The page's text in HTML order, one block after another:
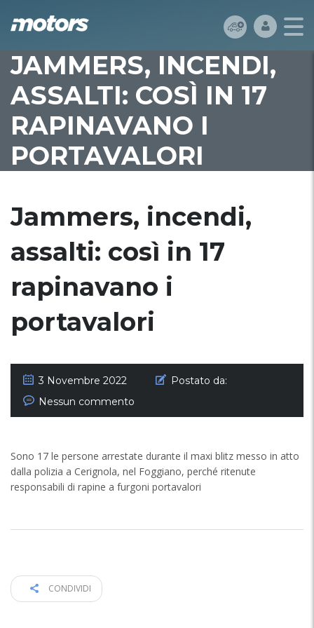
JAMMERS, INCENDI,
ASSALTI: COSÌ IN 17
RAPINAVANO I
PORTAVALORI
Jammers, incendi,
assalti: così in 17
rapinavano i
portavalori
3 Novembre 2022
Postato da:
Nessun commento
Sono 17 le persone arrestate durante il maxi blitz messo in atto
dalla polizia a Cerignola, nel Foggiano, perché ritenute
responsabili di rapine a furgoni portavalori
CONDIVIDI